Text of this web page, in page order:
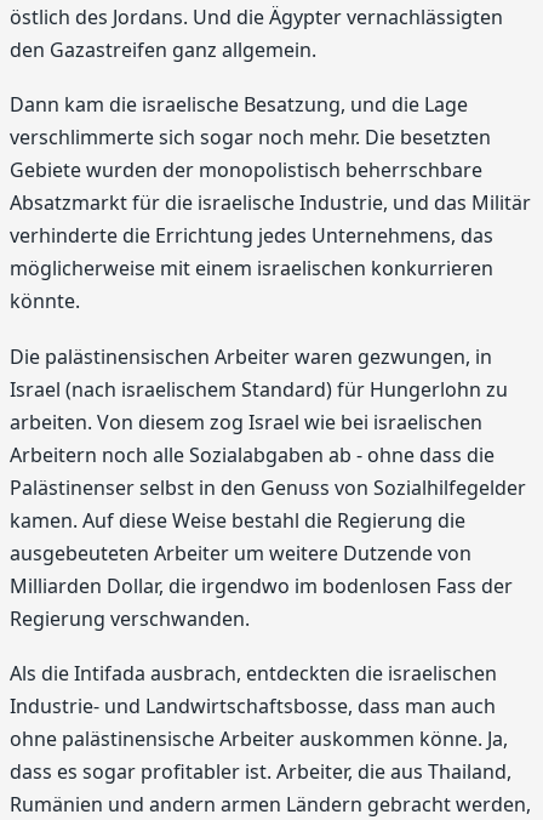
östlich des Jordans. Und die Ägypter vernachlässigten
den Gazastreifen ganz allgemein.
Dann kam die israelische Besatzung, und die Lage
verschlimmerte sich sogar noch mehr. Die besetzten
Gebiete wurden der monopolistisch beherrschbare
Absatzmarkt für die israelische Industrie, und das Militär
verhinderte die Errichtung jedes Unternehmens, das
möglicherweise mit einem israelischen konkurrieren
könnte.
Die palästinensischen Arbeiter waren gezwungen, in
Israel (nach israelischem Standard) für Hungerlohn zu
arbeiten. Von diesem zog Israel wie bei israelischen
Arbeitern noch alle Sozialabgaben ab - ohne dass die
Palästinenser selbst in den Genuss von Sozialhilfegelder
kamen. Auf diese Weise bestahl die Regierung die
ausgebeuteten Arbeiter um weitere Dutzende von
Milliarden Dollar, die irgendwo im bodenlosen Fass der
Regierung verschwanden.
Als die Intifada ausbrach, entdeckten die israelischen
Industrie- und Landwirtschaftsbosse, dass man auch
ohne palästinensische Arbeiter auskommen könne. Ja,
dass es sogar profitabler ist. Arbeiter, die aus Thailand,
Rumänien und andern armen Ländern gebracht werden,